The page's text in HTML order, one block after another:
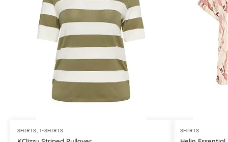
SHIRTS ,T-SHIRTS SHIRTS